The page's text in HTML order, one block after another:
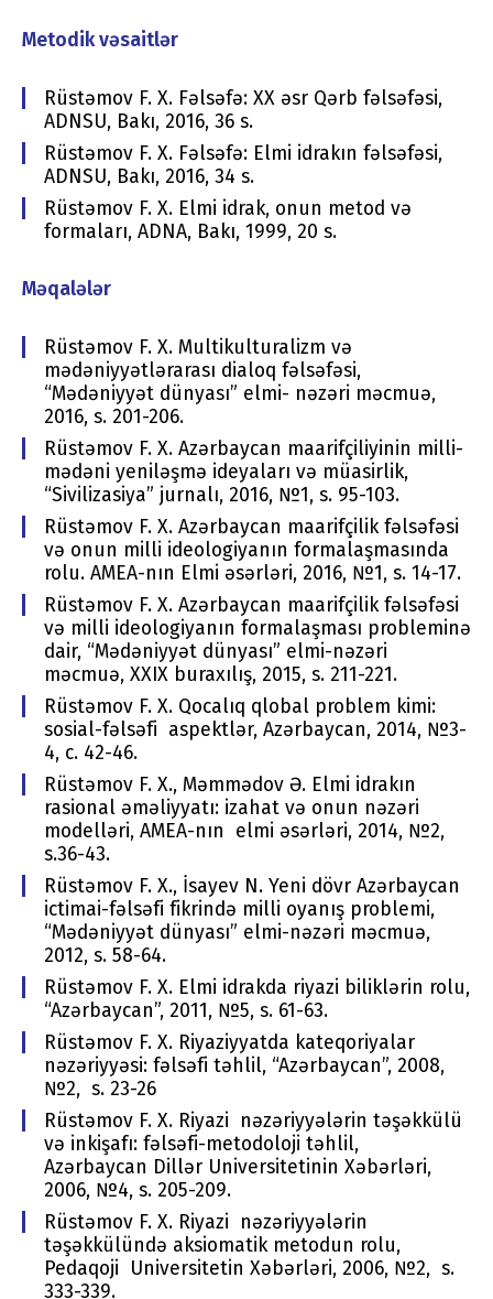
Metodik vəsaitlər
Rüstəmov F. X. Fəlsəfə: XX əsr Qərb fəlsəfəsi,
ADNSU, Bakı, 2016, 36 s.
Rüstəmov F. X. Fəlsəfə: Elmi idrakın fəlsəfəsi,
ADNSU, Bakı, 2016, 34 s.
Rüstəmov F. X. Elmi idrak, onun metod və
formaları, ADNA, Bakı, 1999, 20 s.
Məqalələr
Rüstəmov F. X. Multikulturalizm və
mədəniyyətlərarası dialoq fəlsəfəsi,
“Mədəniyyət dünyası” elmi- nəzəri məcmuə,
2016, s. 201-206.
Rüstəmov F. X. Azərbaycan maarifçiliyinin milli-
mədəni yeniləşmə ideyaları və müasirlik,
“Sivilizasiya” jurnalı, 2016, №1, s. 95-103.
Rüstəmov F. X. Azərbaycan maarifçilik fəlsəfəsi
və onun milli ideologiyanın formalaşmasında
rolu. AMEA-nın Elmi əsərləri, 2016, №1, s. 14-17.
Rüstəmov F. X. Azərbaycan maarifçilik fəlsəfəsi
və milli ideologiyanın formalaşması probleminə
dair, “Mədəniyyət dünyası” elmi-nəzəri
məcmuə, XXIX buraxılış, 2015, s. 211-221.
Rüstəmov F. X. Qocalıq qlobal problem kimi:
sosial-fəlsəfi aspektlər, Azərbaycan, 2014, №3-
4, с. 42-46.
Rüstəmov F. X., Məmmədov Ə. Elmi idrakın
rasional əməliyyatı: izahat və onun nəzəri
modelləri, AMEA-nın elmi əsərləri, 2014, №2,
s.36-43.
Rüstəmov F. X., İsayev N. Yeni dövr Azərbaycan
ictimai-fəlsəfi fikrində milli oyanış problemi,
“Mədəniyyət dünyası” elmi-nəzəri məcmuə,
2012, s. 58-64.
Rüstəmov F. X. Elmi idrakda riyazi biliklərin rolu,
“Azərbaycan”, 2011, №5, s. 61-63.
Rüstəmov F. X. Riyaziyyatda kateqoriyalar
nəzəriyyəsi: fəlsəfi təhlil, “Azərbaycan”, 2008,
№2, s. 23-26
Rüstəmov F. X. Riyazi nəzəriyyələrin təşəkkülü
və inkişafı: fəlsəfi-metodoloji təhlil,
Azərbaycan Dillər Universitetinin Xəbərləri,
2006, №4, s. 205-209.
Rüstəmov F. X. Riyazi nəzəriyyələrin
təşəkkülündə aksiomatik metodun rolu,
Pedaqoji Universitetin Xəbərləri, 2006, №2, s.
333-339.